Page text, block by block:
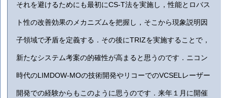
それを避けるためにも最初にCS-T法を実施し，性能とロバス
ト性の改善効果のメカニズムを把握し，そこから現象説明因
子領域で矛盾を定義する．その後にTRIZを実施することで，
新たなシステム考案の的確性が高まると思うのです．ニコン
時代のLIMDOW-MOの技術開発やリコーでのVCSELレーザー
開発での経験からもこのように思うのです．来年１月に開催